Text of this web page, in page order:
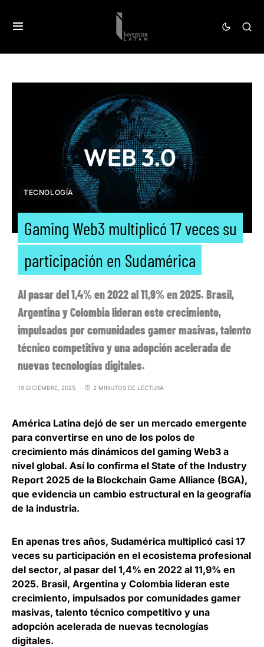
TECNOLOGÍA
Gaming Web3 multiplicó 17 veces su
participación en Sudamérica
Al pasar del 1,4% en 2022 al 11,9% en 2025. Brasil,
Argentina y Colombia lideran este crecimiento,
impulsados por comunidades gamer masivas, talento
técnico competitivo y una adopción acelerada de
nuevas tecnologías digitales.
19 DICIEMBRE, 2025 2 MINUTOS DE LECTURA
América Latina dejó de ser un mercado emergente
para convertirse en uno de los polos de
crecimiento más dinámicos del gaming Web3 a
nivel global. Así lo confirma el State of the Industry
Report 2025 de la Blockchain Game Alliance (BGA),
que evidencia un cambio estructural en la geografía
de la industria.
En apenas tres años, Sudamérica multiplicó casi 17
veces su participación en el ecosistema profesional
del sector, al pasar del 1,4% en 2022 al 11,9% en
2025. Brasil, Argentina y Colombia lideran este
crecimiento, impulsados por comunidades gamer
masivas, talento técnico competitivo y una
adopción acelerada de nuevas tecnologías
digitales.